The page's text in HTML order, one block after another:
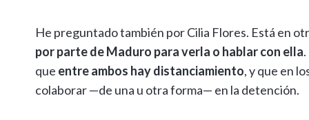
He preguntado también por Cilia Flores. Está en
por parte de Maduro para verla o hablar con ella
que entre ambos hay distanciamiento, y que en
colaborar —de una u otra forma— en la detención.